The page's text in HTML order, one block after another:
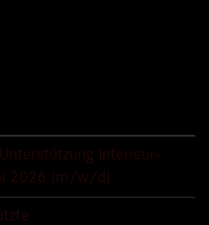
Interieur-
2026 (m/w/d)